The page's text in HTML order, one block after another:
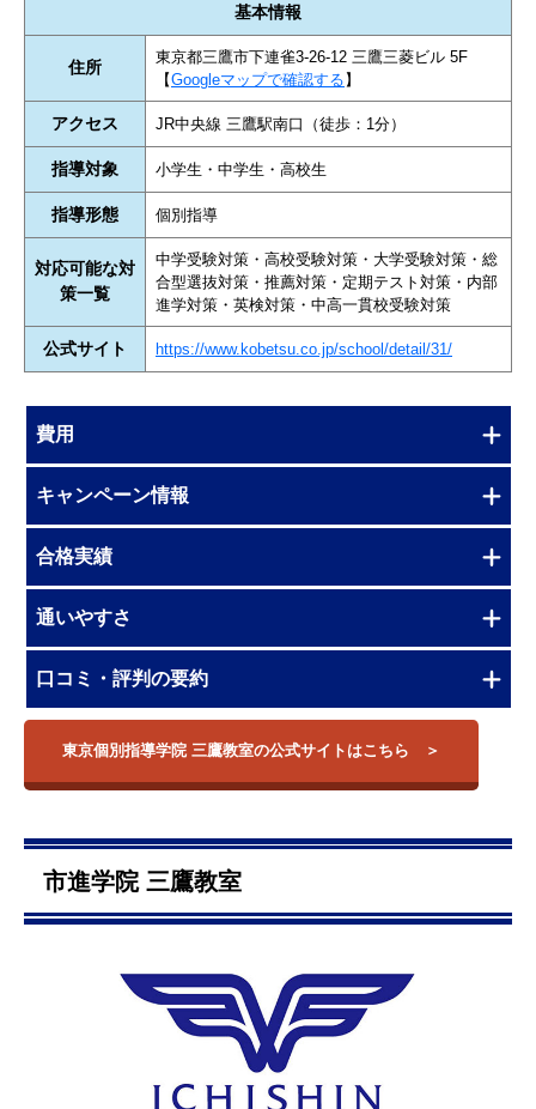
基本情報
住所
東京都三鷹市下連雀3-26-12 三鷹三菱ビル 5F
【Googleマップで確認する 】
アクセス JR中央線 三鷹駅南口（徒歩：1分）
指導対象 小学生・中学生・高校生
指導形態 個別指導
対応可能な対
策一覧
中学受験対策・高校受験対策・大学受験対策・総
合型選抜対策・推薦対策・定期テスト対策・内部
進学対策・英検対策・中高一貫校受験対策
公式サイト https://www.kobetsu.co.jp/school/detail/31/
費用
キャンペーン情報
合格実績
通いやすさ
口コミ・評判の要約
東京個別指導学院 三鷹教室の公式サイトはこちら
市進学院 三鷹教室